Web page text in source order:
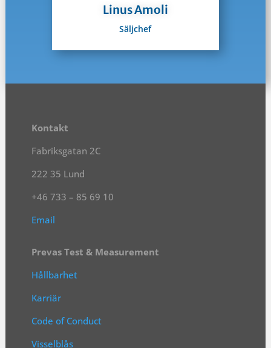
Linus Amoli
Säljchef
Kontakt
Fabriksgatan 2C
222 35 Lund
+46 733 – 85 69 10
Email
Prevas Test & Measurement
Hållbarhet
Karriär
Code of Conduct
Visselblås